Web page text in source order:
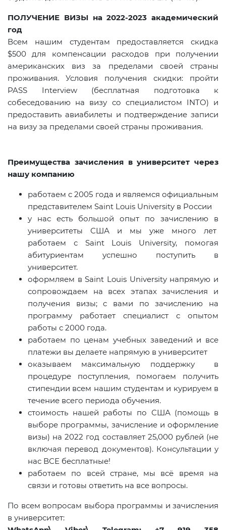
ПОЛУЧЕНИЕ ВИЗЫ на 2022-2023 академический
год
Всем нашим студентам предоставляется скидка
$500 для компенсации расходов при получении
американских виз за пределами своей страны
проживания. Условия получения скидки: пройти
PASS Interview (бесплатная подготовка к
собеседованию на визу со специалистом INTO) и
предоставить авиабилеты и подтверждение записи
на визу за пределами своей страны проживания.
Преимущества зачисления в университет через
нашу компанию
работаем с 2005 года и являемся официальным
представителем Saint Louis University в России
у нас есть большой опыт по зачислению в
университеты США и мы уже много лет
работаем с Saint Louis University, помогая
абитуриентам успешно поступить в
университет.
оформляем в Saint Louis University напрямую и
сопровождаем на всех этапах зачисления и
получения визы; с вами по зачислению на
программу работает специалист с опытом
работы с 2000 года.
работаем по ценам учебных заведений и все
платежи вы делаете напрямую в университет
оказываем максимальную поддержку в
процедуре поступления, помогаем получить
стипендии всем нашим студентам и курируем в
течение всего периода обучения.
стоимость нашей работы по США (помощь в
выборе программы, зачисление и оформление
визы) на 2022 год составляет 25,000 рублей (не
включая перевод документов). Консультации у
нас ВСЕ бесплатные!
работаем по всей стране, мы всё время на
связи и готовы ответить на все вопросы.
По всем вопросам выбора программы и зачисления
в университет: